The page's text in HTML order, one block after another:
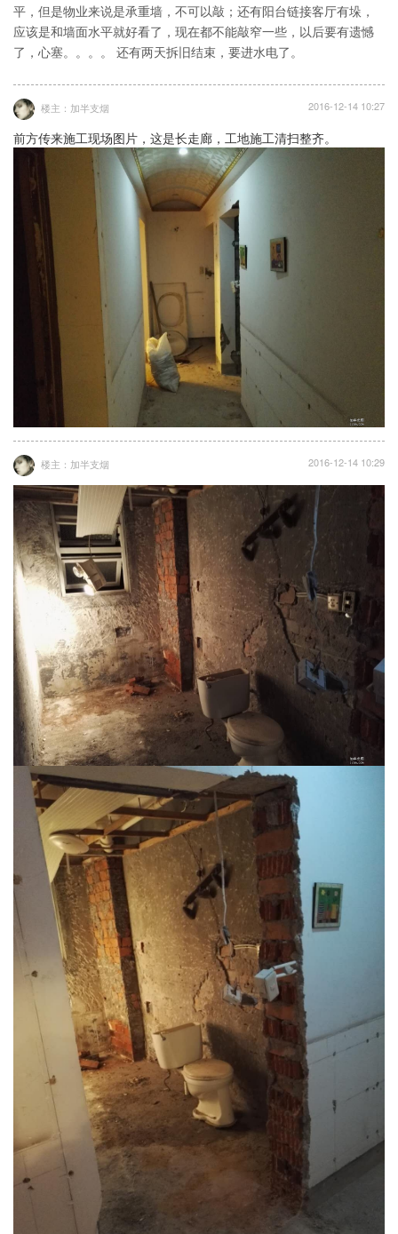
平，但是物业来说是承重墙，不可以敲；还有阳台链接客厅有垛，
应该是和墙面水平就好看了，现在都不能敲窄一些，以后要有遗憾
了，心塞。。。。 还有两天拆旧结束，要进水电了。
楼主：加半支烟 2016-12-14 10:27
前方传来施工现场图片，这是长走廊，工地施工清扫整齐。
楼主：加半支烟 2016-12-14 10:29